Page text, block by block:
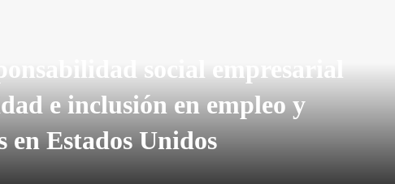
social empresarial
e inclusión en empleo y
en Estados Unidos